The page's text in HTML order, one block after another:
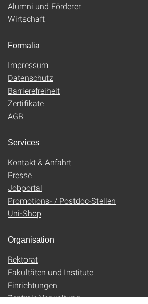
Alumni und Förderer
Wirtschaft
Formalia
Impressum
Datenschutz
Barrierefreiheit
Zertifikate
AGB
Services
Kontakt & Anfahrt
Presse
Jobportal
Promotions- / Postdoc-Stellen
Uni-Shop
Organisation
Rektorat
Fakultäten und Institute
Einrichtungen
Zentrale Verwaltung